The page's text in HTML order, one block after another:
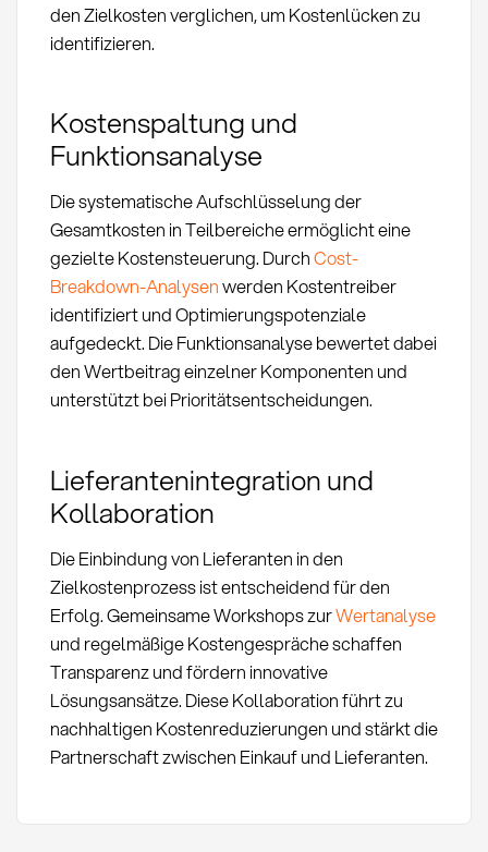
den Zielkosten verglichen, um Kostenlücken zu
identifizieren.
Kostenspaltung und
Funktionsanalyse
Die systematische Aufschlüsselung der
Gesamtkosten in Teilbereiche ermöglicht eine
gezielte Kostensteuerung. DurchCost-
Breakdown-Analysenwerden Kostentreiber
identifiziert und Optimierungspotenziale
aufgedeckt. Die Funktionsanalyse bewertet dabei
den Wertbeitrag einzelner Komponenten und
unterstützt bei Prioritätsentscheidungen.
Lieferantenintegration und
Kollaboration
Die Einbindung von Lieferanten in den
Zielkostenprozess ist entscheidend für den
Erfolg. Gemeinsame Workshops zurWertanalyse
und regelmäßige Kostengespräche schaffen
Transparenz und fördern innovative
Lösungsansätze. Diese Kollaboration führt zu
nachhaltigen Kostenreduzierungen und stärkt die
Partnerschaft zwischen Einkauf und Lieferanten.